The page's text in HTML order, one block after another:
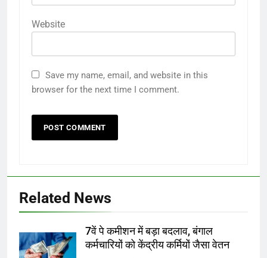
Website
Save my name, email, and website in this
browser for the next time I comment.
Related News
7वें पे कमीशन में बड़ा बदलाव, बंगाल
कर्मचारियों को केंद्रीय कर्मियों जैसा वेतन